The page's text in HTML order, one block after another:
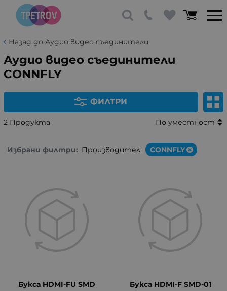
Назад до Аудио видео съединители
Аудио видео съединители
CONNFLY
ФИЛТРИ
2 Продукта По уместност
Избрани филтри: Производител: CONNFLY
Букса HDMI-FU SMD
Букса HDMI-F SMD-01